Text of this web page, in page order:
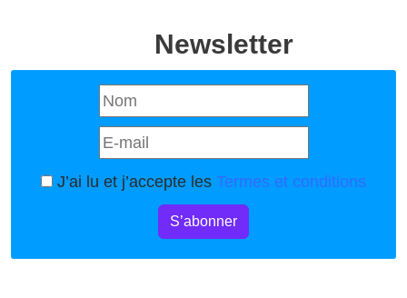
Newsletter
J’ai lu et j’accepte les Termes et conditions
S’abonner